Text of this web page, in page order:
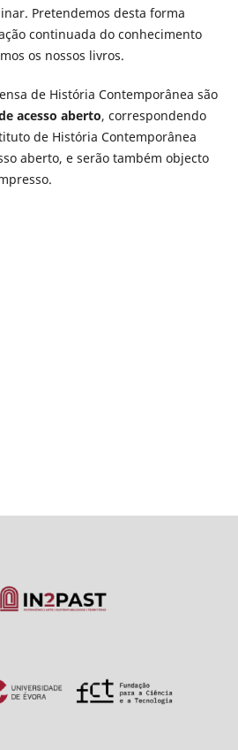
Pretendemos desta forma
continuada do conhecimento
os nossos livros.
de História Contemporânea são
acesso aberto, correspondendo
de História Contemporânea
aberto, e serão também objecto